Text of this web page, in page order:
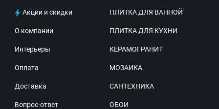
Акции и скидки
О компании
Интерьеры
Оплата
Доставка
Вопрос-ответ
ПЛИТКА ДЛЯ ВАННОЙ
ПЛИТКА ДЛЯ КУХНИ
КЕРАМОГРАНИТ
МОЗАИКА
САНТЕХНИКА
ОБОИ